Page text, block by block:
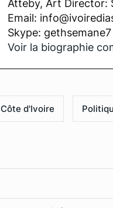
Atteby, Art Director:
Email:
Skype: gethsemane7
Voir la biographie
Côte d'Ivoire